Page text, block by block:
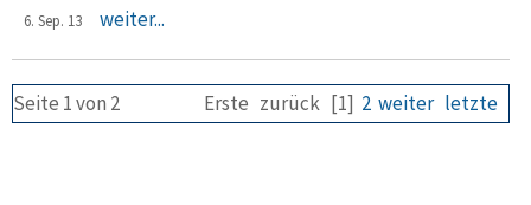
6. Sep. 13 weiter...
Seite 1 von 2 Erste zurück [1] 2 weiter letzte